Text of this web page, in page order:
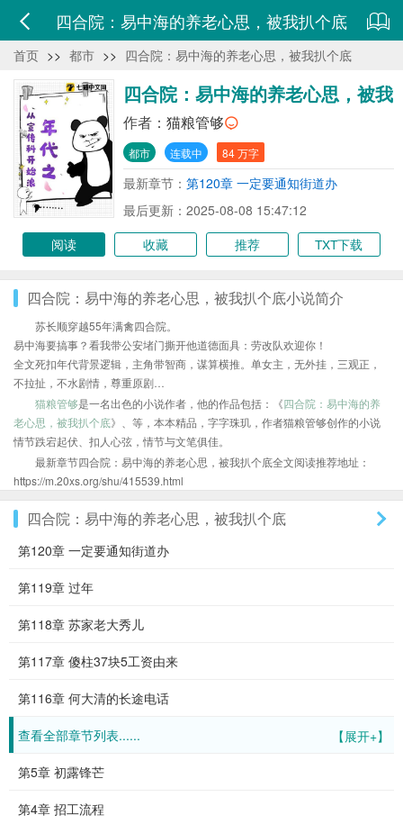
四合院：易中海的养老心思，被我扒个底
首页 >> 都市 >> 四合院：易中海的养老心思，被我扒个底
四合院：易中海的养老心思，被我
扒个底
作者： 猫粮管够
都市 连载中 84 万字
最新章节： 第120章 一定要通知街道办
最后更新：2025-08-08 15:47:12
阅读
收藏 推荐 TXT下载
四合院：易中海的养老心思，被我扒个底小说简介
苏长顺穿越55年满禽四合院。
易中海要搞事？看我带公安堵门撕开他道德面具：劳改队欢迎你！
全文死扣年代背景逻辑，主角带智商，谋算横推。单女主，无外挂，三观正，
不拉扯，不水剧情，尊重原剧…
猫粮管够是一名出色的小说作者，他的作品包括：《四合院：易中海的养
老心思，被我扒个底》、等，本本精品，字字珠玑，作者猫粮管够创作的小说
情节跌宕起伏、扣人心弦，情节与文笔俱佳。
最新章节四合院：易中海的养老心思，被我扒个底全文阅读推荐地址：
https://m.20xs.org/shu/415539.html
四合院：易中海的养老心思，被我扒个底
第120章 一定要通知街道办
第119章 过年
第118章 苏家老大秀儿
第117章 傻柱37块5工资由来
第116章 何大清的长途电话
【展开+】
查看全部章节列表......
第5章 初露锋芒
第4章 招工流程